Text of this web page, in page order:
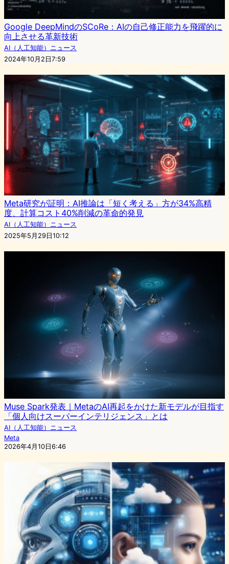
Google DeepMindのSCoRe：AIの自己修正能力を飛躍的に
向上させる革新技術
AI（人工知能）ニュース
2024年10月2日7:59
Meta研究が証明：AI推論は「短く考える」方が34%高精
度、計算コスト40%削減の革命的発見
AI（人工知能）ニュース
2025年5月29日10:12
Muse Spark発表｜MetaのAI再起をかけた新モデルが目指す
「個人向けスーパーインテリジェンス」とは
AI（人工知能）ニュース
Meta
2026年4月10日6:46